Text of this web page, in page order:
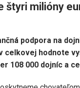
štyri milióny
podpora na
celkovej hodnote
108 000 dojníc a